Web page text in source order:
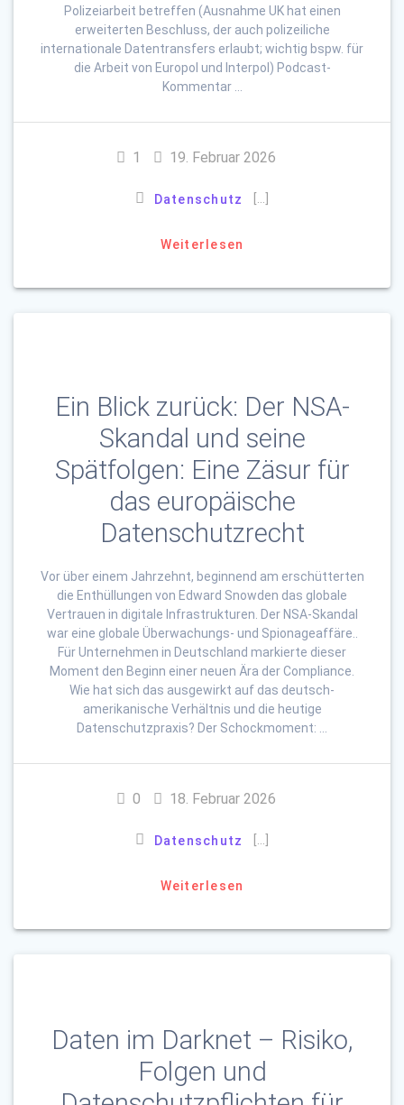
Polizeiarbeit betreffen (Ausnahme UK hat einen
erweiterten Beschluss, der auch polizeiliche
internationale Datentransfers erlaubt; wichtig bspw. für
die Arbeit von Europol und Interpol) Podcast-
Kommentar …
1 19. Februar 2026
Datenschutz
Weiterlesen
Ein Blick zurück: Der NSA-
Skandal und seine
Spätfolgen: Eine Zäsur für
das europäische
Datenschutzrecht
Vor über einem Jahrzehnt, beginnend am erschütterten
die Enthüllungen von Edward Snowden das globale
Vertrauen in digitale Infrastrukturen. Der NSA-Skandal
war eine globale Überwachungs- und Spionageaffäre..
Für Unternehmen in Deutschland markierte dieser
Moment den Beginn einer neuen Ära der Compliance.
Wie hat sich das ausgewirkt auf das deutsch-
amerikanische Verhältnis und die heutige
Datenschutzpraxis? Der Schockmoment: …
0 18. Februar 2026
Datenschutz
Weiterlesen
Daten im Darknet – Risiko,
Folgen und